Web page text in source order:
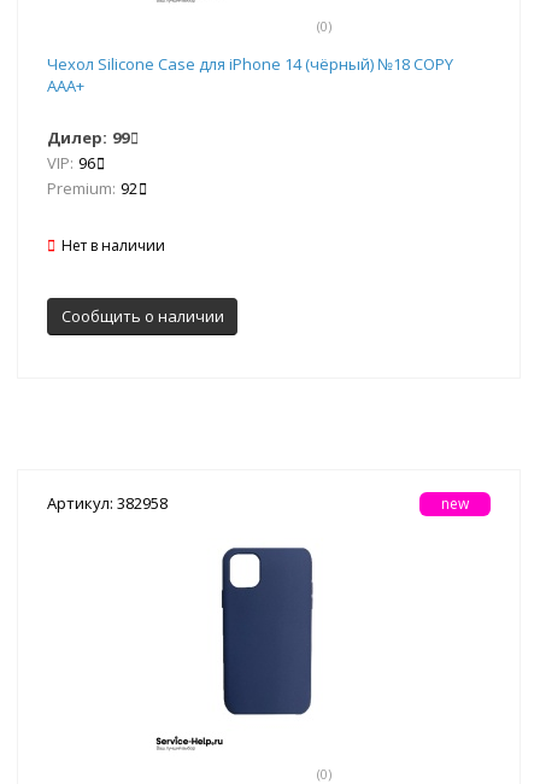
(0)
Чехол Silicone Case для iPhone 14 (чёрный) №18 COPY
AAA+
Дилер: 99
VIP: 96
Premium: 92
Нет в наличии
Сообщить о наличии
Артикул: 382958
(0)
new